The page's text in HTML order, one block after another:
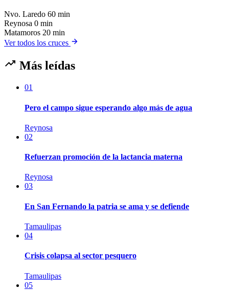
Nvo. Laredo 60 min
Reynosa 0 min
Matamoros 20 min
Ver todos los cruces
Más leídas
01
Pero el campo sigue esperando algo más de agua
Reynosa
02
Refuerzan promoción de la lactancia materna
Reynosa
03
En San Fernando la patria se ama y se defiende
Tamaulipas
04
Crisis colapsa al sector pesquero
Tamaulipas
05